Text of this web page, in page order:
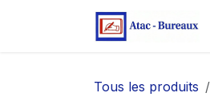
Se rendre au contenu
Tous les produits